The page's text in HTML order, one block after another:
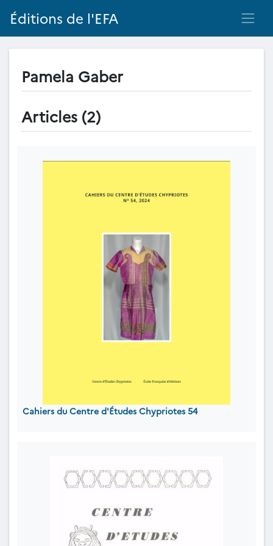
Éditions de l'EFA
Pamela Gaber
Articles (2)
Cahiers du Centre d'Études Chypriotes 54